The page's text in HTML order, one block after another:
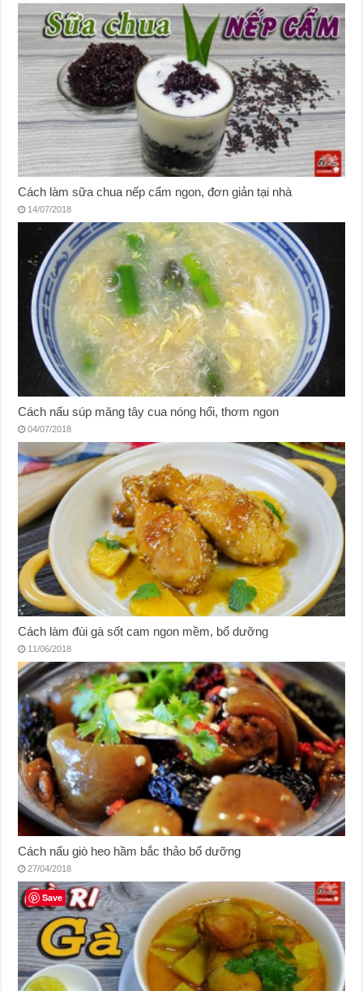
Cách làm sữa chua nếp cẩm ngon, đơn giản tại nhà
14/07/2018
Cách nấu súp măng tây cua nóng hổi, thơm ngon
04/07/2018
Cách làm đùi gà sốt cam ngon mềm, bổ dưỡng
11/06/2018
Cách nấu giò heo hầm bắc thảo bổ dưỡng
27/04/2018
Save